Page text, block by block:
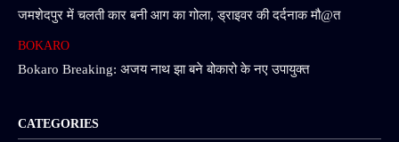
जमशेदपुर में चलती कार बनी आग का गोला, ड्राइवर की दर्दनाक मौ@त
BOKARO
Bokaro Breaking: अजय नाथ झा बने बोकारो के नए उपायुक्त
CATEGORIES